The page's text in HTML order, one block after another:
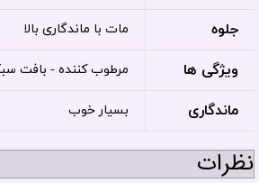
جلوه مات با ماندگاری بالا
ویژگی ها مرطوب کننده - بافت
ماندگاری بسیار خوب
نظرات